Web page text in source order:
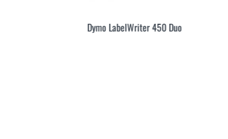
Dymo LabelWriter 450 Duo